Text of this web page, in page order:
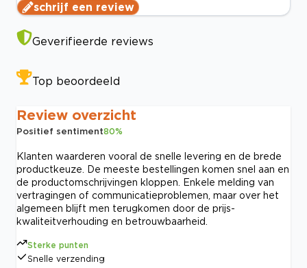
schrijf een review
Geverifieerde reviews
Top beoordeeld
Review overzicht
Positief sentiment80%
Klanten waarderen vooral de snelle levering en de brede
productkeuze. De meeste bestellingen komen snel aan en
de productomschrijvingen kloppen. Enkele melding van
vertragingen of communicatieproblemen, maar over het
algemeen blijft men terugkomen door de prijs-
kwaliteitverhouding en betrouwbaarheid.
Sterke punten
Snelle verzending